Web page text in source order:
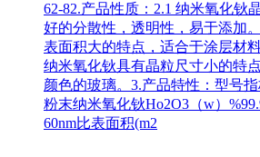
62-82.产品性质：2.1 纳米氧化钬
好的分散性，透明性，易于添加
表面积大的特点，适合于涂层材
纳米氧化钬具有晶粒尺寸小的特
颜色的玻璃。3.产品特性：型号
粉末纳米氧化钬Ho2O3（w）
60nm比表面积(m2